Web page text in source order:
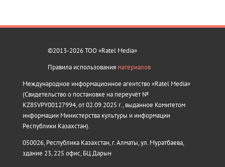
©2013-2026 ТОО «Ratel Media»
Правила использования материалов
Международное информационное агентство «Ratel Media»
(Свидетельство о постановке на переучёт №
KZ85VPY00127994, от 02.09.2025 г., выданное Комитетом
информации Министерства культуры и информации
Республики Казахстан).
050026, Республика Казахстан, г. Алматы, ул. Муратбаева,
здание 23, 225 офис, БЦ Дарын